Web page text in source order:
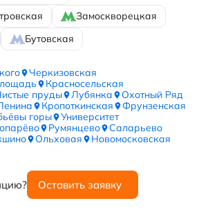
Замоскворецкая
Бутовская
Черкизовская
Красносельская
пруды Лубянка
Охотный Ряд
Кропоткинская
Фрунзенская
горы
Университет
Румянцево
Саларьево
Ольховая
Новомосковская
Оставить заявку